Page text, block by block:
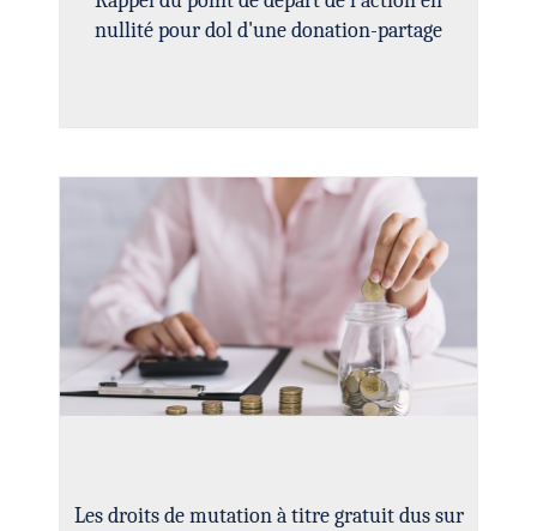
nullité pour dol d'une donation-partage
Les droits de mutation à titre gratuit dus sur